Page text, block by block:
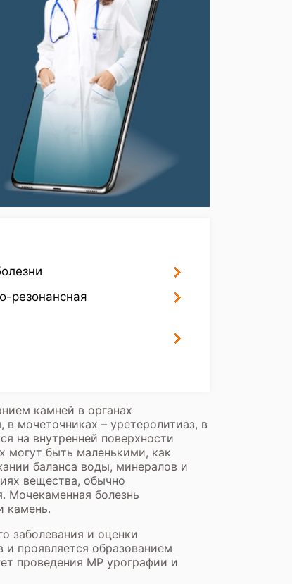
резонансная
камней в органах
мочеточниках – уретеролитиаз, в
на внутренней поверхности
могут быть маленькими, как
баланса воды, минералов и
вещества, обычно
Мочекаменная болезнь
камень.
заболевания и оценки
проявляется образованием
проведения МР урографии и